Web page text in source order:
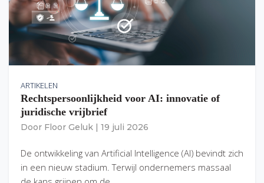
ARTIKELEN
Rechtspersoonlijkheid voor AI: innovatie of
juridische vrijbrief
Door Floor Geluk 19 juli 2026
De ontwikkeling van Artificial Intelligence (AI) bevindt zich
in een nieuw stadium. Terwijl ondernemers massaal